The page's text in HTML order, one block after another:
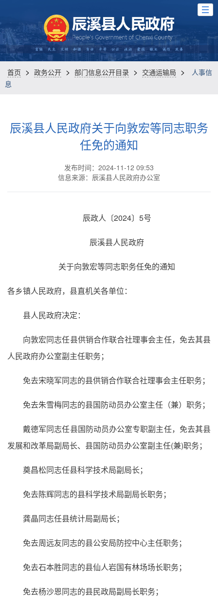
首页 > 政务公开 > 部门信息公开目录 > 交通运输局 >
人事信
息
辰溪县人民政府关于向敦宏等同志职务
任免的通知
发布时间：2024-11-12 09:53
信息来源：辰溪县人民政府办公室
辰政人〔2024〕5号
辰溪县人民政府
关于向敦宏等同志职务任免的通知
各乡镇人民政府，县直机关各单位：
县人民政府决定：
向敦宏同志任县供销合作联合社理事会主任，免去其县
人民政府办公室副主任职务；
免去宋晓军同志的县供销合作联合社理事会主任职务；
免去朱雪梅同志的县国防动员办公室主任（兼）职务；
戴德军同志任县国防动员办公室专职副主任，免去其县
发展和改革局副局长、县国防动员办公室副主任(兼)职务；
奠昌松同志任县科学技术局副局长；
免去陈辉同志的县科学技术局副局长职务；
龚晶同志任县统计局副局长；
免去周远友同志的县公安局防控中心主任职务；
免去石本胜同志的县仙人岩国有林场场长职务；
免去杨沙恩同志的县民政局副局长职务；